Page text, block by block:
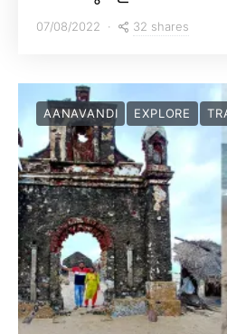
07/08/2022 32 shares
AANAVANDI EXPLORE